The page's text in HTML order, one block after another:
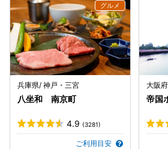
兵庫県/ 神戸・三宮
八坐和 南京町
4.9 (3281)
ご利用目安
大阪
帝国